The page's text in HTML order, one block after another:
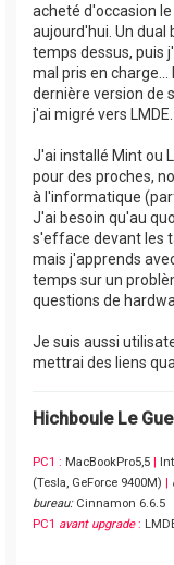
acheté d'occasion
aujourd'hui. Un dual
temps dessus, puis
mal pris en
dernière version de
j'ai migré vers LMDE.
J'ai installé Mint ou
pour des proches,
à l'informatique
J'ai besoin qu'au
s'efface devant les
mais j'apprends
temps sur un
questions de
Je suis aussi
mettrai des liens
Hichboule Le
PC1 : MacBookPro5,5 |
(Tesla, GeForce 9400M) |
bureau:Cinnamon 6.6.5
PC1 avant upgrade: